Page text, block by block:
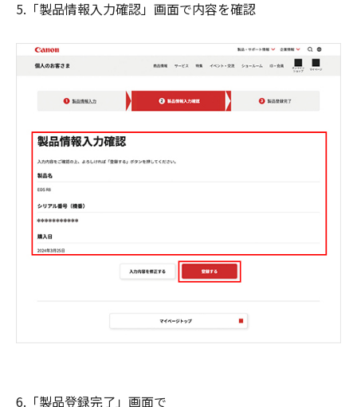
5.「製品情報入力確認」画面で内容を確認
6.「製品登録完了」画面で